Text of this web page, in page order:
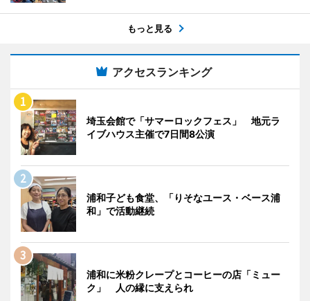
もっと見る
アクセスランキング
埼玉会館で「サマーロックフェス」 地元ラ
イブハウス主催で7日間8公演
浦和子ども食堂、「りそなユース・ベース浦
和」で活動継続
浦和に米粉クレープとコーヒーの店「ミュー
ク」 人の縁に支えられ